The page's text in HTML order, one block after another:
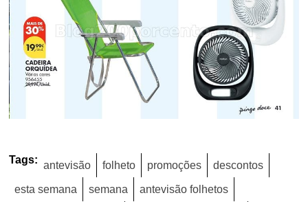
Tags: antevisão folheto promoções descontos
esta semana semana antevisão folhetos